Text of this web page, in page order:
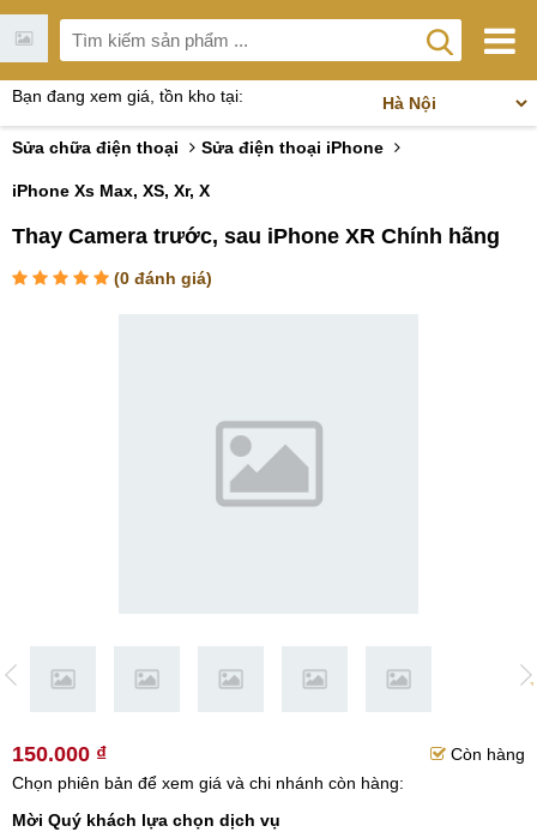
Bạn đang xem giá, tồn kho tại:
Sửa chữa điện thoại Sửa điện thoại iPhone
iPhone Xs Max, XS, Xr, X
Thay Camera trước, sau iPhone XR Chính hãng
(0 đánh giá)
150.000 ₫
Còn hàng
Chọn phiên bản để xem giá và chi nhánh còn hàng:
Mời Quý khách lựa chọn dịch vụ